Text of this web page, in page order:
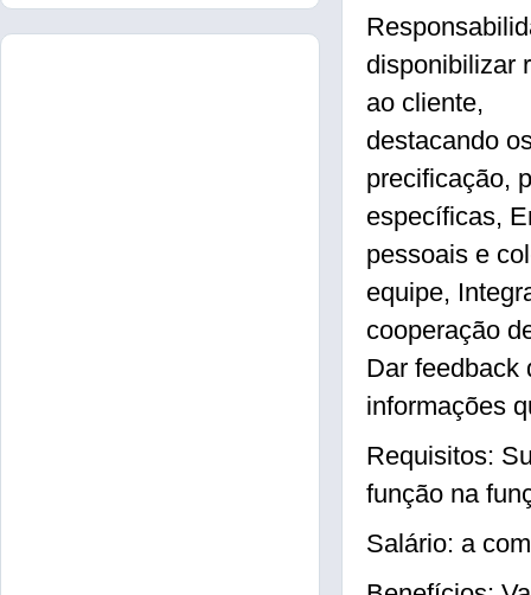
disponibilizar
ao cliente,
destacando
precificação,
específicas,
pessoais e
equipe,
cooperação
Dar feedback
informações
Requisitos:
função na
Salário: a